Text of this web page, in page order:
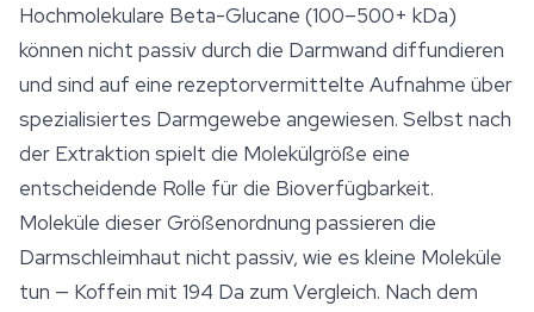
Hochmolekulare Beta-Glucane (100–500+ kDa)
können nicht passiv durch die Darmwand diffundieren
und sind auf eine rezeptorvermittelte Aufnahme über
spezialisiertes Darmgewebe angewiesen. Selbst nach
der Extraktion spielt die Molekülgröße eine
entscheidende Rolle für die Bioverfügbarkeit.
Moleküle dieser Größenordnung passieren die
Darmschleimhaut nicht passiv, wie es kleine Moleküle
tun — Koffein mit 194 Da zum Vergleich. Nach dem